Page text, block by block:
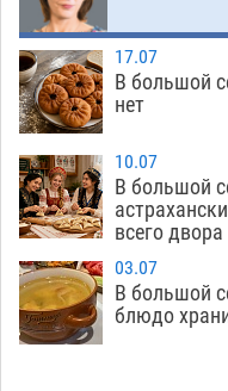
14:19
Погибший на
стал героем
13:10
Подросток,
перехода,
12:02
Астраханский
получить
10:51
Фаворитская
гандболисты
17.07
В большой
нет
10.07
В большой
всего двора
03.07
В большой
блюдо